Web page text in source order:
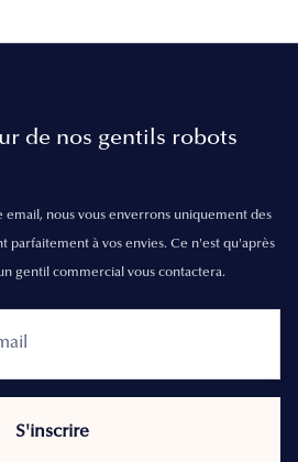
de nos gentils robots
email, nous vous enverrons uniquement des
parfaitement à vos envies. Ce n'est qu'après
gentil commercial vous contactera.